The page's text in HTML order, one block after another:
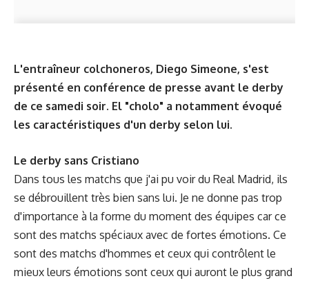
L'entraîneur colchoneros, Diego Simeone, s'est
présenté en conférence de presse avant le derby
de ce samedi soir. El "cholo" a notamment évoqué
les caractéristiques d'un derby selon lui.
Le derby sans Cristiano
Dans tous les matchs que j'ai pu voir du Real Madrid, ils
se débrouillent très bien sans lui. Je ne donne pas trop
d'importance à la forme du moment des équipes car ce
sont des matchs spéciaux avec de fortes émotions. Ce
sont des matchs d'hommes et ceux qui contrôlent le
mieux leurs émotions sont ceux qui auront le plus grand